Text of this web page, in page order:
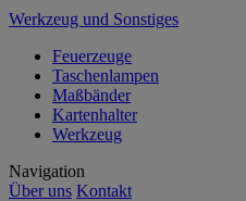
Werkzeug und Sonstiges
Feuerzeuge
Taschenlampen
Maßbänder
Kartenhalter
Werkzeug
Navigation
Über uns Kontakt